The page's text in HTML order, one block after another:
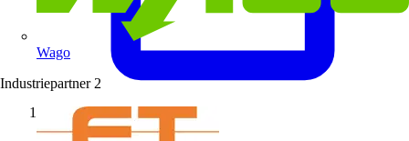
Wago
Industriepartner 2
Startseite